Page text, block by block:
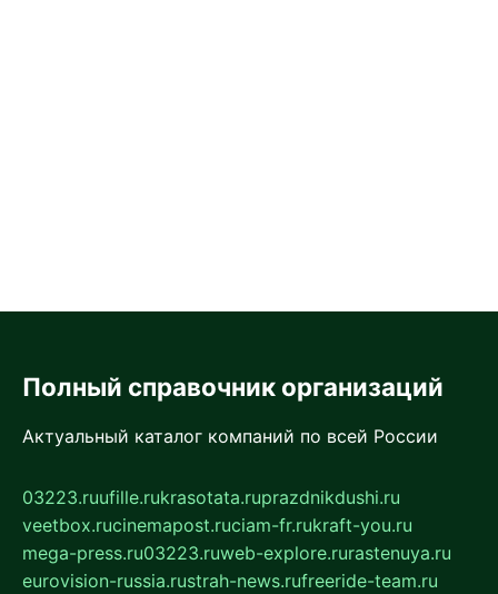
Полный справочник организаций
Актуальный каталог компаний по всей России
03223.ruufille.rukrasotata.ruprazdnikdushi.ru
veetbox.rucinemapost.ruciam-fr.rukraft-you.ru
mega-press.ru03223.ruweb-explore.rurastenuya.ru
eurovision-russia.rustrah-news.rufreeride-team.ru